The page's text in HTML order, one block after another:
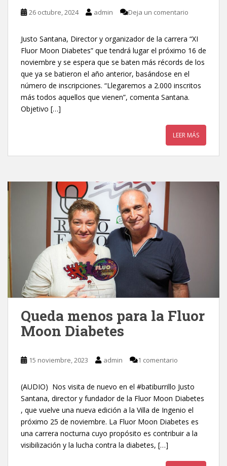
26 octubre, 2024 admin Deja un comentario
Justo Santana, Director y organizador de la carrera “XI
Fluor Moon Diabetes” que tendrá lugar el próximo 16 de
noviembre y se espera que se baten más récords de los
que ya se batieron el año anterior, basándose en el
número de inscripciones. “Llegaremos a 2.000 inscritos
más todos aquellos que vienen”, comenta Santana.
Objetivo […]
LEER MÁS
Queda menos para la Fluor
Moon Diabetes
15 noviembre, 2023 admin 1 comentario
(AUDIO) Nos visita de nuevo en el #batiburrillo Justo
Santana, director y fundador de la Fluor Moon Diabetes
, que vuelve una nueva edición a la Villa de Ingenio el
próximo 25 de noviembre. La Fluor Moon Diabetes es
una carrera nocturna cuyo propósito es contribuir a la
visibilización y la lucha contra la diabetes, […]